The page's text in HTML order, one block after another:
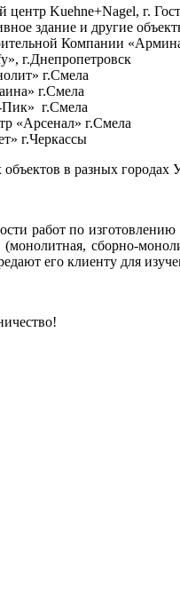
центр Kuеhne+Nagel, г.
здание и другие
Компании
г.Днепропетровск
г.Смела
г.Смела
г.Смела
«Арсенал» г.Смела
г.Черкассы
в разных городах
работ по
сборно-
его клиенту для